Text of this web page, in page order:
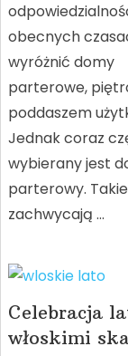
obecnych
wyróżnić domy
parterowe,
poddaszem
Jednak coraz
wybierany jest
parterowy.
zachwycają …
Celebracja
włoskimi